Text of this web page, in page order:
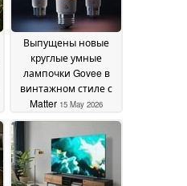
Выпущены новые
круглые умные
лампочки Govee в
винтажном стиле с
Matter 15 May 2026